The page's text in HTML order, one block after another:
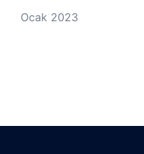
Ocak 2023